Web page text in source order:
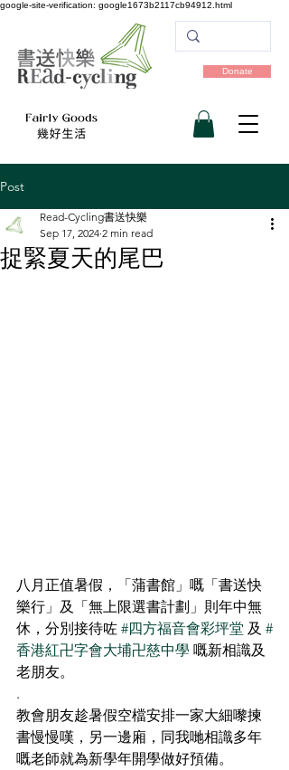
google-site-verification: google1673b2117cb94912.html
Donate
Post
捉緊夏天的尾巴
Read-Cycling書送快樂
Sep 17, 2024 2 min read
八月正值暑假，「蒲書館」嘅「書送快
樂行」及「無上限選書計劃」則年中無
休，分別接待咗 #四方福音會彩坪堂 及 #
香港紅卍字會大埔卍慈中學 嘅新相識及
老朋友。
.
教會朋友趁暑假空檔安排一家大細嚟揀
書慢慢嘆，另一邊廂，同我哋相識多年
嘅老師就為新學年開學做好預備。